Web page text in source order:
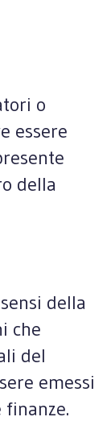
o
essere
della
della
che
del
emessi